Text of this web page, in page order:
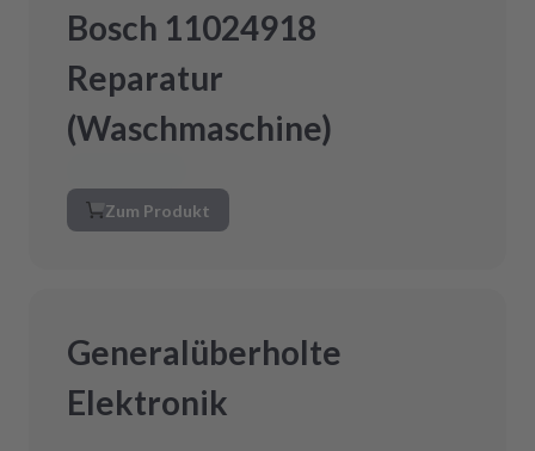
Bosch 11024918
Reparatur
(Waschmaschine)
Zum Produkt
Generalüberholte
Elektronik